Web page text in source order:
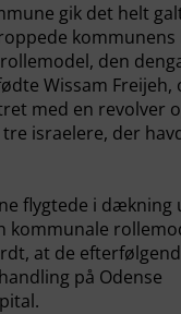
gik det helt
den
Wissam Freijeh,
med en revolver
israelere, der
flygtede i dækning
kommunale
at de
på Odense